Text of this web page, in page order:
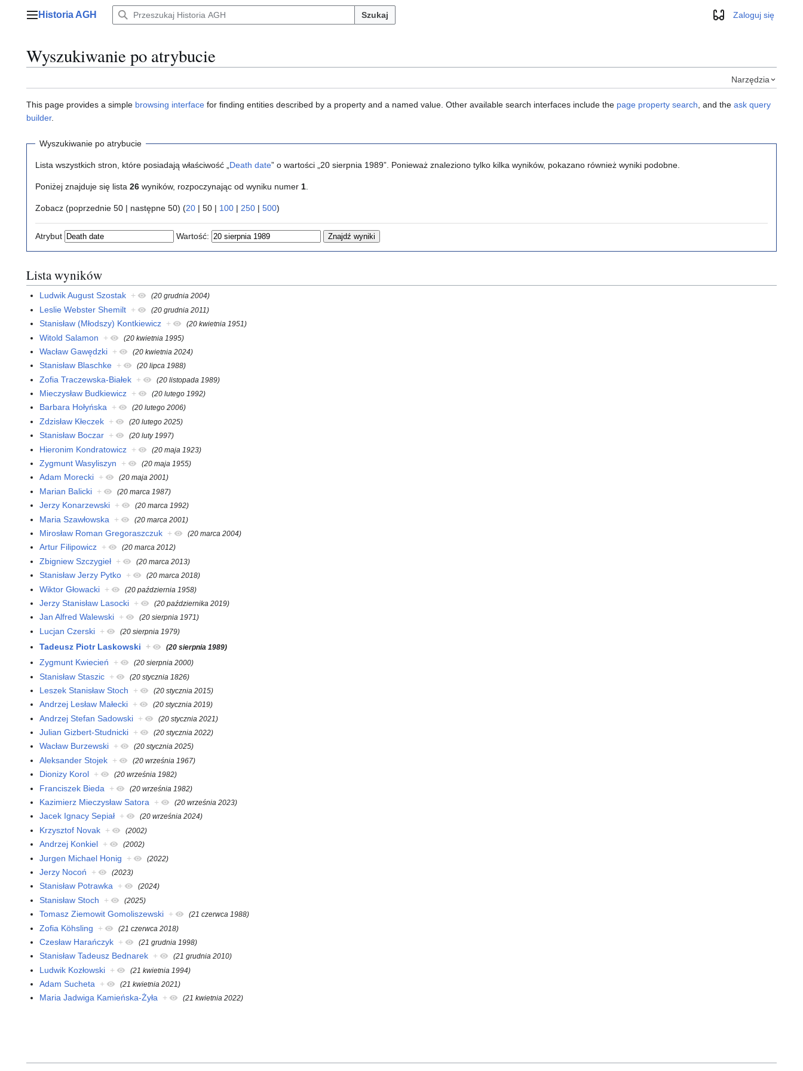
Menu główne
Historia AGH Szukaj WyglądZaloguj się
Wyszukiwanie po atrybucie
Narzędzia
This page provides a simple browsing interface for finding entities described by a property and a named value. Other available search interfaces include the page property search , and the ask query
builder.
Wyszukiwanie po atrybucie
Lista wszystkich stron, które posiadają właściwość „ Death date” o wartości „20 sierpnia 1989”. Ponieważ znaleziono tylko kilka wyników, pokazano również wyniki podobne.
Poniżej znajduje się lista 26 wyników, rozpoczynając od wyniku numer 1
Zobacz (poprzednie 50 | następne 50) (20 | 50 | 100 | 250 | 500)
Atrybut Wartość:
Lista wyników
Ludwik August Szostak + (20 grudnia 2004)
Leslie Webster Shemilt + (20 grudnia 2011)
Stanisław (Młodszy) Kontkiewicz + (20 kwietnia 1951)
Witold Salamon + (20 kwietnia 1995)
Wacław Gawędzki + (20 kwietnia 2024)
Stanisław Blaschke + (20 lipca 1988)
Zofia Traczewska-Białek + (20 listopada 1989)
Mieczysław Budkiewicz + (20 lutego 1992)
Barbara Hołyńska + (20 lutego 2006)
Zdzisław Kłeczek + (20 lutego 2025)
Stanisław Boczar + (20 luty 1997)
Hieronim Kondratowicz + (20 maja 1923)
Zygmunt Wasyliszyn + (20 maja 1955)
Adam Morecki + (20 maja 2001)
Marian Balicki + (20 marca 1987)
Jerzy Konarzewski + (20 marca 1992)
Maria Szawłowska + (20 marca 2001)
Mirosław Roman Gregoraszczuk + (20 marca 2004)
Artur Filipowicz + (20 marca 2012)
Zbigniew Szczygieł + (20 marca 2013)
Stanisław Jerzy Pytko + (20 marca 2018)
Wiktor Głowacki + (20 październia 1958)
Jerzy Stanisław Lasocki + (20 października 2019)
Jan Alfred Walewski + (20 sierpnia 1971)
Lucjan Czerski + (20 sierpnia 1979)
Tadeusz Piotr Laskowski + (20 sierpnia 1989)
Zygmunt Kwiecień + (20 sierpnia 2000)
Stanisław Staszic + (20 stycznia 1826)
Leszek Stanisław Stoch + (20 stycznia 2015)
Andrzej Lesław Małecki + (20 stycznia 2019)
Andrzej Stefan Sadowski + (20 stycznia 2021)
Julian Gizbert-Studnicki + (20 stycznia 2022)
Wacław Burzewski + (20 stycznia 2025)
Aleksander Stojek + (20 września 1967)
Dionizy Korol + (20 września 1982)
Franciszek Bieda + (20 września 1982)
Kazimierz Mieczysław Satora + (20 września 2023)
Jacek Ignacy Sepiał + (20 września 2024)
Krzysztof Novak + (2002)
Andrzej Konkiel + (2002)
Jurgen Michael Honig + (2022)
Jerzy Nocoń + (2023)
Stanisław Potrawka + (2024)
Stanisław Stoch + (2025)
Tomasz Ziemowit Gomoliszewski + (21 czerwca 1988)
Zofia Köhsling + (21 czerwca 2018)
Czesław Harańczyk + (21 grudnia 1998)
Stanisław Tadeusz Bednarek + (21 grudnia 2010)
Ludwik Kozłowski + (21 kwietnia 1994)
Adam Sucheta + (21 kwietnia 2021)
Maria Jadwiga Kamieńska-Żyła + (21 kwietnia 2022)